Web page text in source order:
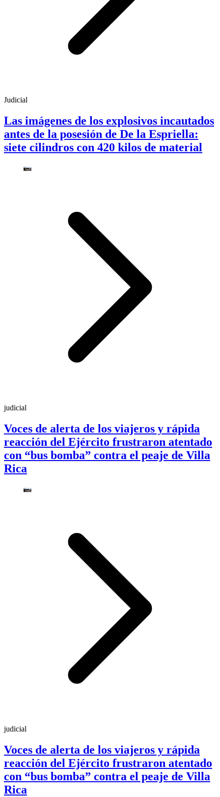
Judicial
Las imágenes de los explosivos incautados
antes de la posesión de De la Espriella:
siete cilindros con 420 kilos de material
judicial
Voces de alerta de los viajeros y rápida
reacción del Ejército frustraron atentado
con “bus bomba” contra el peaje de Villa
Rica
judicial
Voces de alerta de los viajeros y rápida
reacción del Ejército frustraron atentado
con “bus bomba” contra el peaje de Villa
Rica